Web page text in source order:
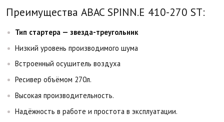
Преимущества ABAC SPINN.E 410-270 ST:
Тип стартера — звезда-треугольник
Низкий уровень производимого шума
Встроенный осушитель воздуха
Ресивер объёмом 270л.
Высокая производительность.
Надёжность в работе и простота в эксплуатации.